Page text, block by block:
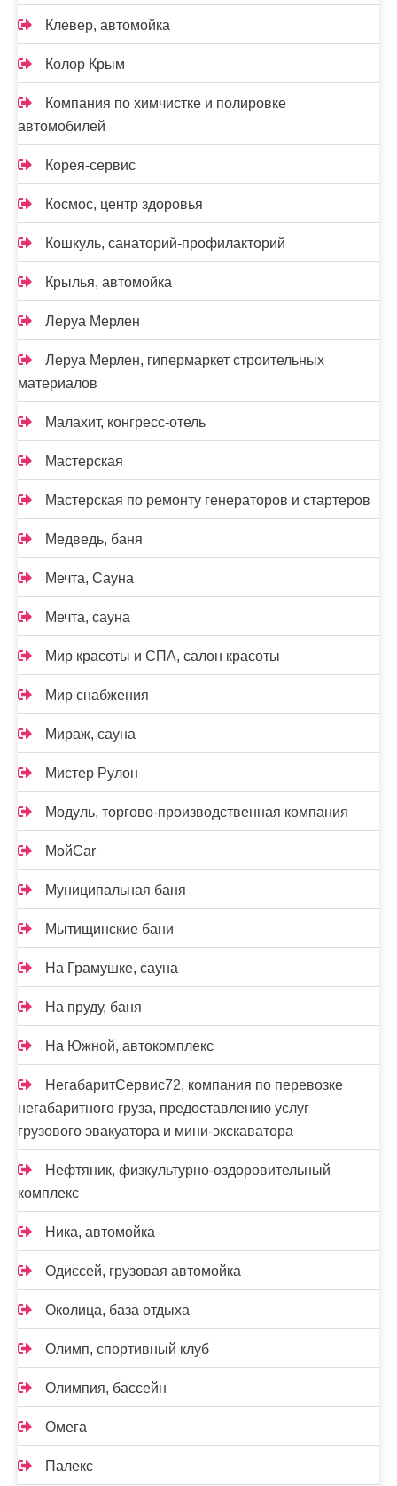
Клевер, автомойка
Колор Крым
Компания по химчистке и полировке
автомобилей
Корея-сервис
Космос, центр здоровья
Кошкуль, санаторий-профилакторий
Крылья, автомойка
Леруа Мерлен
Леруа Мерлен, гипермаркет строительных
материалов
Малахит, конгресс-отель
Мастерская
Мастерская по ремонту генераторов и стартеров
Медведь, баня
Мечта, Сауна
Мечта, сауна
Мир красоты и СПА, салон красоты
Мир снабжения
Мираж, сауна
Мистер Рулон
Модуль, торгово-производственная компания
МойCar
Муниципальная баня
Мытищинские бани
На Грамушке, сауна
На пруду, баня
На Южной, автокомплекс
НегабаритСервис72, компания по перевозке
негабаритного груза, предоставлению услуг
грузового эвакуатора и мини-экскаватора
Нефтяник, физкультурно-оздоровительный
комплекс
Ника, автомойка
Одиссей, грузовая автомойка
Околица, база отдыха
Олимп, спортивный клуб
Олимпия, бассейн
Омега
Палекс